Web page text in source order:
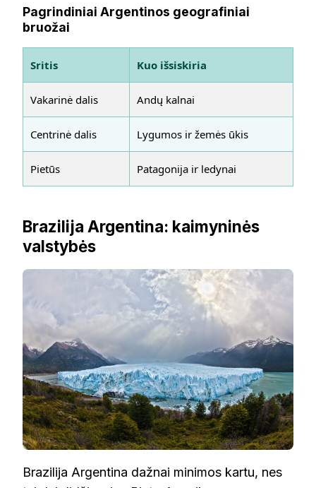
Pagrindiniai Argentinos geografiniai
bruožai
Sritis Kuo išsiskiria
Vakarinė dalis Andų kalnai
Centrinė dalis Lygumos ir žemės ūkis
Pietūs Patagonija ir ledynai
Brazilija Argentina: kaimyninės
valstybės
Brazilija Argentina dažnai minimos kartu, nes